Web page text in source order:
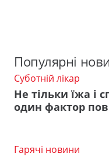
Популярні
Суботній лікар
Не тільки їжа і
один фактор
Гарячі новини